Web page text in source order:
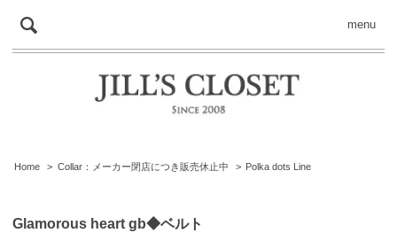
menu
Home > Collar：メーカー閉店につき販売休止中 > Polka dots Line
Glamorous heart gb◆ベルト